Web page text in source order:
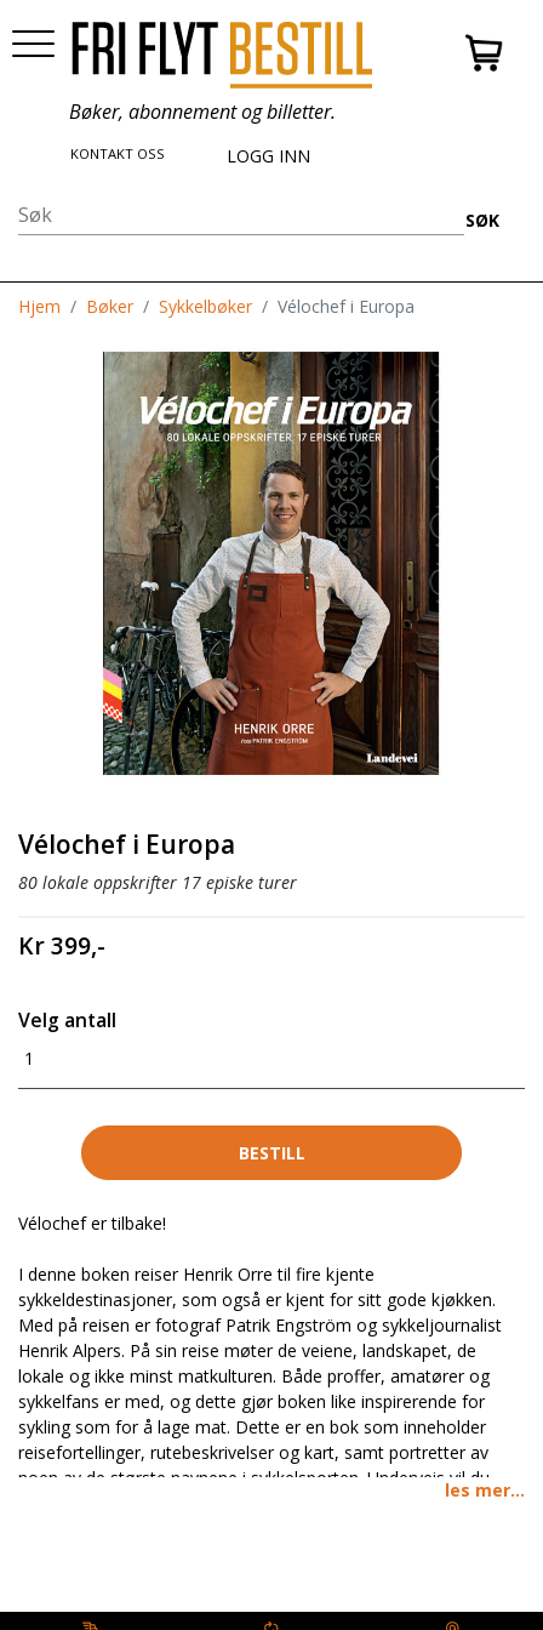
Bøker, abonnement og billetter.
KONTAKT OSS LOGG INN
SØK
Hjem Bøker Sykkelbøker Vélochef i Europa
Vélochef i Europa
80 lokale oppskrifter 17 episke turer
Kr 399,-
Velg antall
1
BESTILL
Vélochef er tilbake!
I denne boken reiser Henrik Orre til fire kjente
sykkeldestinasjoner, som også er kjent for sitt gode kjøkken.
Med på reisen er fotograf Patrik Engström og sykkeljournalist
Henrik Alpers. På sin reise møter de veiene, landskapet, de
lokale og ikke minst matkulturen. Både proffer, amatører og
sykkelfans er med, og dette gjør boken like inspirerende for
sykling som for å lage mat. Dette er en bok som inneholder
reisefortellinger, rutebeskrivelser og kart, samt portretter av
noen av de største navnene i sykkelsporten. Underveis vil du
møte både Geraint Thomas, Christian Meier og Elena Cecchini.
les mer...